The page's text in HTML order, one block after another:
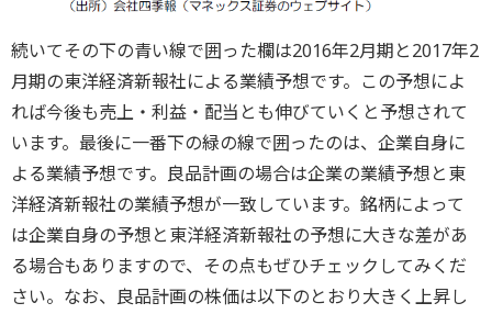
続いてその下の青い線で囲った欄は2016年2月期と2017年2
月期の東洋経済新報社による業績予想です。この予想によ
れば今後も売上・利益・配当とも伸びていくと予想されて
います。最後に一番下の緑の線で囲ったのは、企業自身に
よる業績予想です。良品計画の場合は企業の業績予想と東
洋経済新報社の業績予想が一致しています。銘柄によって
は企業自身の予想と東洋経済新報社の予想に大きな差があ
る場合もありますので、その点もぜひチェックしてみくだ
さい。なお、良品計画の株価は以下のとおり大きく上昇し